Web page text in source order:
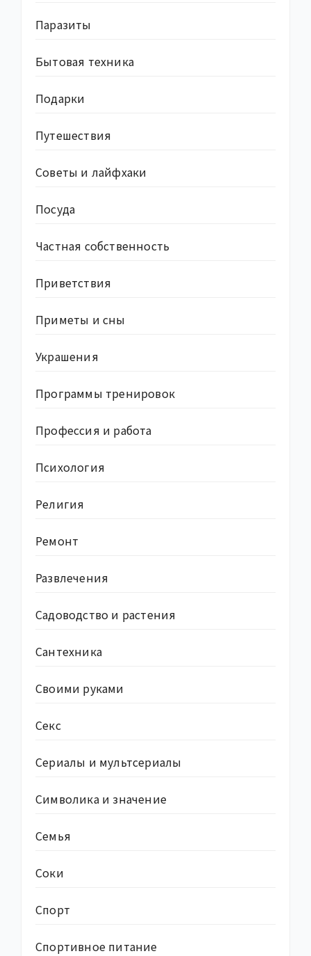
Паразиты
Бытовая техника
Подарки
Путешествия
Советы и лайфхаки
Посуда
Частная собственность
Приветствия
Приметы и сны
Украшения
Программы тренировок
Профессия и работа
Психология
Религия
Ремонт
Развлечения
Садоводство и растения
Сантехника
Своими руками
Секс
Сериалы и мультсериалы
Символика и значение
Семья
Соки
Спорт
Спортивное питание